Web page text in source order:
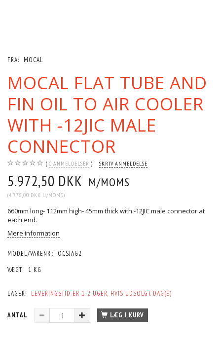
FRA: MOCAL
MOCAL FLAT TUBE AND
FIN OIL TO AIR COOLER
WITH -12JIC MALE
CONNECTOR
0 ANMELDELSER SKRIV ANMELDELSE
5.972,50 DKK M/MOMS
(4.778,00 DKK U/MOMS)
660mm long- 112mm high- 45mm thick with -12JIC male connector at
each end.
Mere information
MODEL/VARENR.:
OCSJAG2
VÆGT:
1 KG
LAGER: LEVERINGSTID ER 1-2 UGER, HVIS UDSOLGT. DAG(E)
ANTAL LÆG I KURV